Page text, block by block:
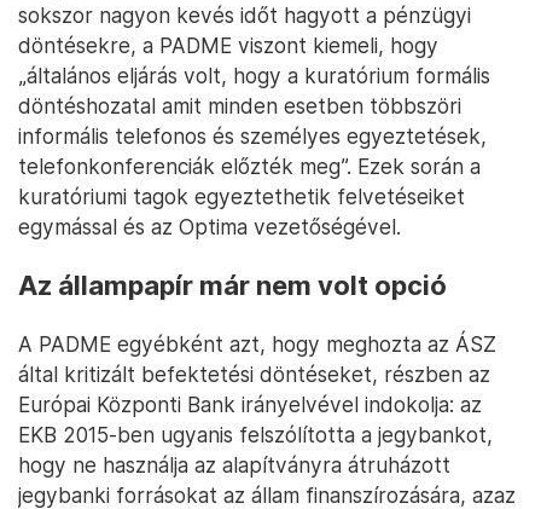
sokszor nagyon kevés időt hagyott a pénzügyi
döntésekre, a PADME viszont kiemeli, hogy
„általános eljárás volt, hogy a kuratórium formális
döntéshozatal amit minden esetben többszöri
informális telefonos és személyes egyeztetések,
telefonkonferenciák előzték meg”. Ezek során a
kuratóriumi tagok egyeztethetik felvetéseiket
egymással és az Optima vezetőségével.
Az állampapír már nem volt opció
A PADME egyébként azt, hogy meghozta az ÁSZ
által kritizált befektetési döntéseket, részben az
Európai Központi Bank irányelvével indokolja: az
EKB 2015-ben ugyanis felszólította a jegybankot,
hogy ne használja az alapítványra átruházott
jegybanki forrásokat az állam finanszírozására, azaz